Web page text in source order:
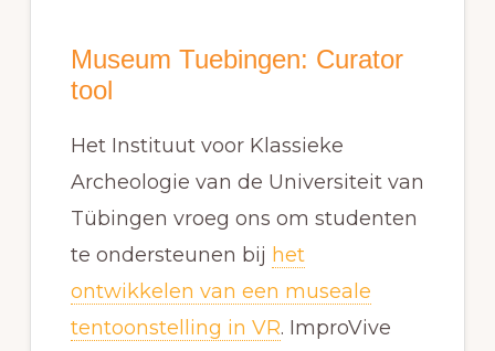
Museum Tuebingen: Curator
tool
Het Instituut voor Klassieke
Archeologie van de Universiteit van
Tübingen vroeg ons om studenten
te ondersteunen bij het
ontwikkelen van een museale
tentoonstelling in VR. ImproVive